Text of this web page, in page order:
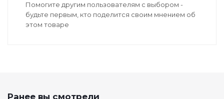
Помогите другим пользователям с выбором -
будьте первым, кто поделится своим мнением об
этом товаре
Ранее вы смотрели